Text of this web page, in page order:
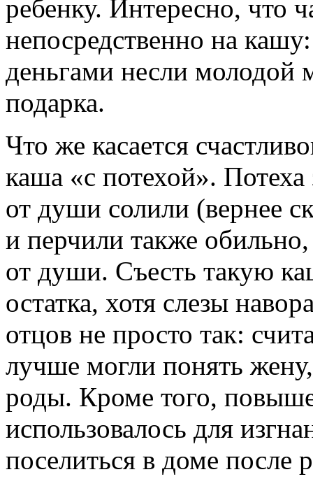
ребенку. Интересно, что
непосредственно на
деньгами несли молодой
подарка.
Что же касается
каша «с потехой».
от души солили (вернее
и перчили также
от души. Съесть такую
остатка, хотя слезы
отцов не просто так:
лучше могли понять
роды. Кроме того,
использовалось для
поселиться в доме